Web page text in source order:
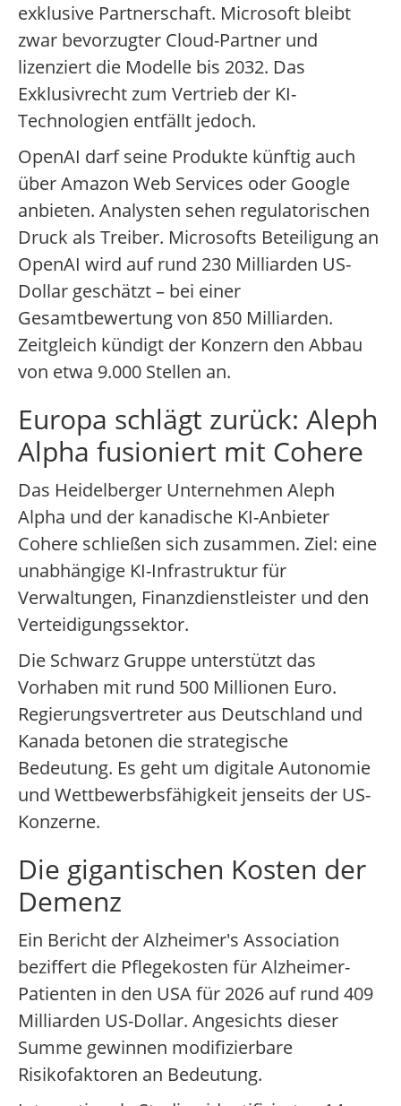
exklusive Partnerschaft. Microsoft bleibt
zwar bevorzugter Cloud-Partner und
lizenziert die Modelle bis 2032. Das
Exklusivrecht zum Vertrieb der KI-
Technologien entfällt jedoch.
OpenAI darf seine Produkte künftig auch
über Amazon Web Services oder Google
anbieten. Analysten sehen regulatorischen
Druck als Treiber. Microsofts Beteiligung an
OpenAI wird auf rund 230 Milliarden US-
Dollar geschätzt – bei einer
Gesamtbewertung von 850 Milliarden.
Zeitgleich kündigt der Konzern den Abbau
von etwa 9.000 Stellen an.
Europa schlägt zurück: Aleph
Alpha fusioniert mit Cohere
Das Heidelberger Unternehmen Aleph
Alpha und der kanadische KI-Anbieter
Cohere schließen sich zusammen. Ziel: eine
unabhängige KI-Infrastruktur für
Verwaltungen, Finanzdienstleister und den
Verteidigungssektor.
Die Schwarz Gruppe unterstützt das
Vorhaben mit rund 500 Millionen Euro.
Regierungsvertreter aus Deutschland und
Kanada betonen die strategische
Bedeutung. Es geht um digitale Autonomie
und Wettbewerbsfähigkeit jenseits der US-
Konzerne.
Die gigantischen Kosten der
Demenz
Ein Bericht der Alzheimer's Association
beziffert die Pflegekosten für Alzheimer-
Patienten in den USA für 2026 auf rund 409
Milliarden US-Dollar. Angesichts dieser
Summe gewinnen modifizierbare
Risikofaktoren an Bedeutung.